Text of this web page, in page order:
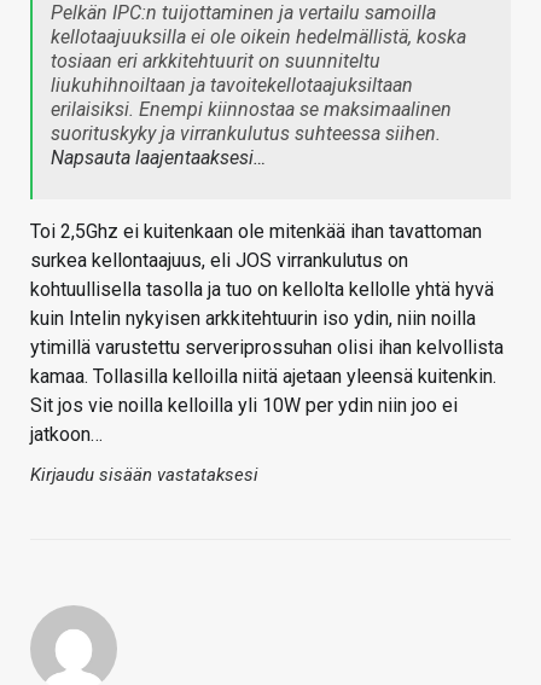
Pelkän IPC:n tuijottaminen ja vertailu samoilla
kellotaajuuksilla ei ole oikein hedelmällistä, koska
tosiaan eri arkkitehtuurit on suunniteltu
liukuhihnoiltaan ja tavoitekellotaajuksiltaan
erilaisiksi. Enempi kiinnostaa se maksimaalinen
suorituskyky ja virrankulutus suhteessa siihen.
Napsauta laajentaaksesi…
Toi 2,5Ghz ei kuitenkaan ole mitenkää ihan tavattoman
surkea kellontaajuus, eli JOS virrankulutus on
kohtuullisella tasolla ja tuo on kellolta kellolle yhtä hyvä
kuin Intelin nykyisen arkkitehtuurin iso ydin, niin noilla
ytimillä varustettu serveriprossuhan olisi ihan kelvollista
kamaa. Tollasilla kelloilla niitä ajetaan yleensä kuitenkin.
Sit jos vie noilla kelloilla yli 10W per ydin niin joo ei
jatkoon…
Kirjaudu sisään vastataksesi